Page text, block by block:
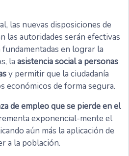
las nuevas disposiciones de
las autoridades serán efectivas
en lograr la
la asistencia social a personas
y permitir que la ciudadanía
económicos de forma segura.
de empleo que se pierde en el
exponencial-mente el
aún más la aplicación de
a la población.